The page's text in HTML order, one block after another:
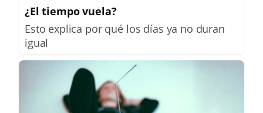
¿El tiempo vuela?
Esto explica por qué los días ya no duran
igual